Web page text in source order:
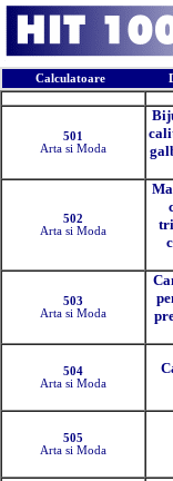
Calculatoare
501
Arta si Moda
502
Arta si Moda
503
Arta si Moda
504
Arta si Moda
505
Arta si Moda